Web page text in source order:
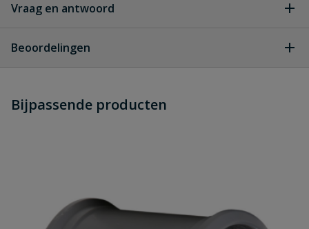
Vraag en antwoord
dit product?
Beoordelingen
Schrijf zelf een beoordeling
Bijpassende producten